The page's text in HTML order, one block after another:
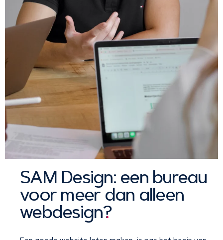
SAM Design: een bureau
voor meer dan alleen
webdesign?